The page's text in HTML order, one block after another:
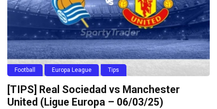
Football Europa League Tips
[TIPS] Real Sociedad vs Manchester
United (Ligue Europa – 06/03/25)